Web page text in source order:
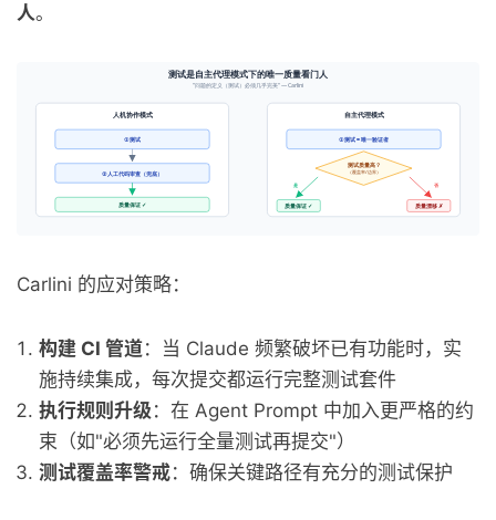
人。
Carlini 的应对策略：
构建 CI 管道：当 Claude 频繁破坏已有功能时，实
施持续集成，每次提交都运行完整测试套件
执行规则升级 ：在 Agent Prompt 中加入更严格的约
束（如"必须先运行全量测试再提交"）
测试覆盖率警戒：确保关键路径有充分的测试保护